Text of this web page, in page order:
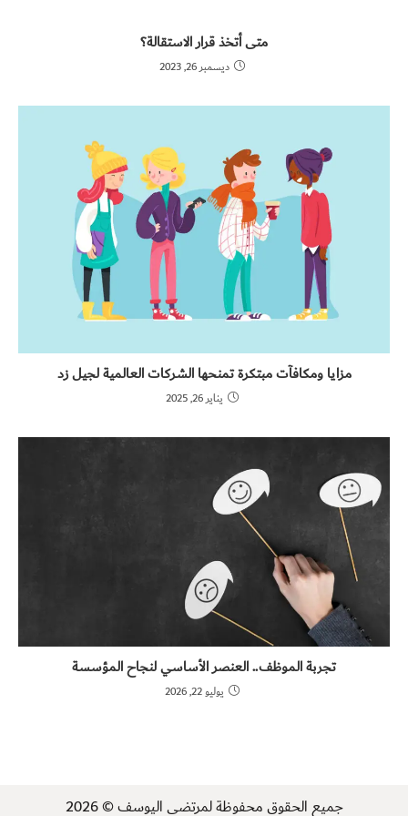
متى أتخذ قرار الاستقالة؟
ديسمبر 26, 2023
مزايا ومكافآت مبتكرة تمنحها الشركات العالمية لجيل زد
يناير 26, 2025
تجربة الموظف.. العنصر الأساسي لنجاح المؤسسة
يوليو 22, 2026
جميع الحقوق محفوظة لمرتضى اليوسف © 2026